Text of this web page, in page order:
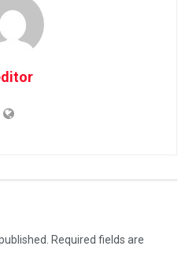
Required fields are